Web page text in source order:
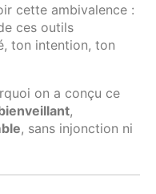
cette ambivalence :
ces outils
ton intention, ton
on a conçu ce
,
, sans injonction ni